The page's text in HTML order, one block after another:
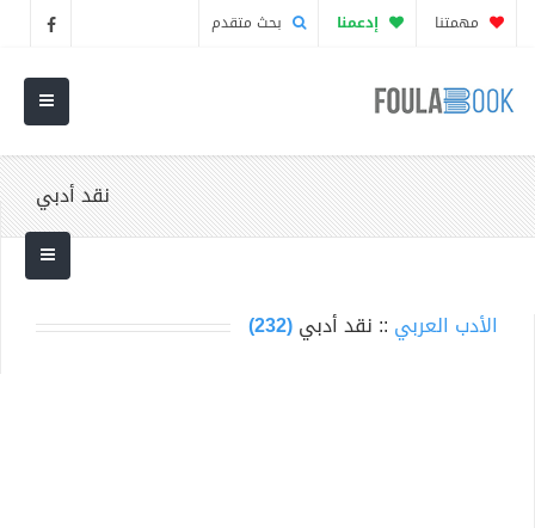
مهمتنا إدعمنا بحث متقدم
نقد أدبي
الأدب العربي :: نقد أدبي(232)